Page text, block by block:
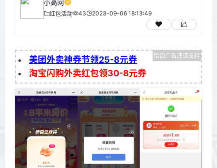
小高网
红包活动 43 2023-09-06 18:13:49
美团外卖神券节领25-8元券
淘宝闪购外卖红包领30-8元券